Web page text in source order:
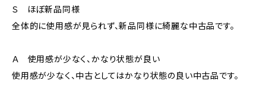
Ｓ ほぼ新品同様
全体的に使用感が見られず、新品同様に綺麗な中古品です。
Ａ 使用感が少なく、かなり状態が良い
使用感が少なく、中古としてはかなり状態の良い中古品です。